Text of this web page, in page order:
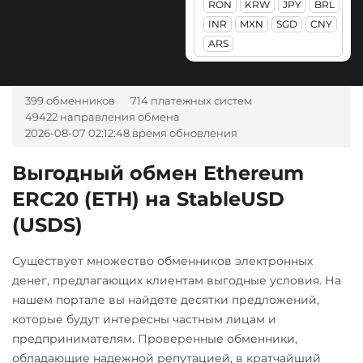
SOL
POL
CRONOS
ARB
AVAXC
OP
TON
NEAR
Tezos (XTZ)
Tron (TRX)
TrueUSD (TUSD)
ERC20 TRC20
Uniswap (UNI)
ERC20
Почта Банк RUB
Приват24
Промсвязьбанк RUB
ПУМБ UAH
Райффайзен
РНКБ RUB
Росбанк RUB
Россельхоз банк RUB
PancakeSwap (CAKE)
Pax Dollar (USDP)
Pepe
Pol (ex-MATIC)
Qtum
Ravencoin (RVN)
Shib
ERC20 BEP20
Solana (SOL)
StableUSD (USDS)
Ак Барс Банк RUB
Альфа-Банк
RUB
UAH
ВТБ Банк RUB
Газпромбанк RUB
Евразийский Банк KZT
Карта UZCARD UZS
Карта МИР RUB
Любой банк
USD RUB EUR
UAH
RON
KRW JPY
BRL
INR
MXN SGD
CNY
ARS
399 обменников
714 платежных систем
49422 направления обмена
2026-08-07 02:12:48 время обновления
Выгодный обмен Ethereum
ERC20 (ETH) на StableUSD
(USDS)
Существует множество обменников электронных
денег, предлагающих клиентам выгодные условия. На
нашем портале вы найдете десятки предложений,
которые будут интересны частным лицам и
предпринимателям. Проверенные обменники,
обладающие надежной репутацией, в кратчайший